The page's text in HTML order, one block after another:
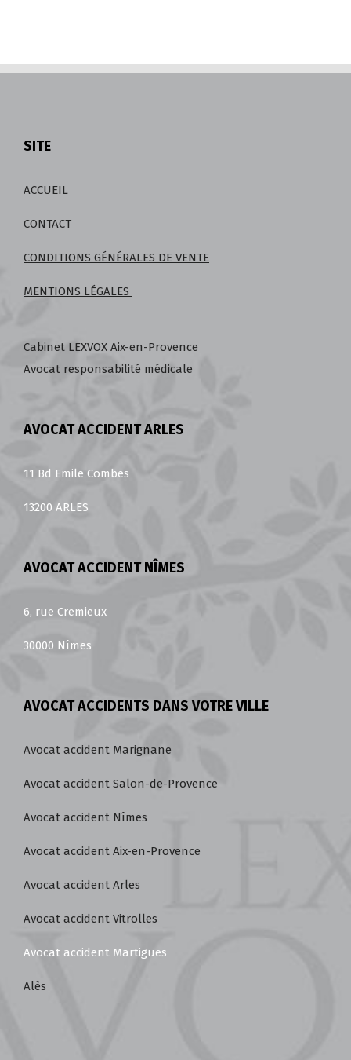
SITE
ACCUEIL
CONTACT
CONDITIONS GÉNÉRALES DE VENTE
MENTIONS LÉGALES
Cabinet LEXVOX Aix-en-Provence
Avocat responsabilité médicale
AVOCAT ACCIDENT ARLES
11 Bd Emile Combes
13200 ARLES
AVOCAT ACCIDENT NÎMES
6, rue Cremieux
30000 Nîmes
AVOCAT ACCIDENTS DANS VOTRE VILLE
Avocat accident Marignane
Avocat accident Salon-de-Provence
Avocat accident Nîmes
Avocat accident Aix-en-Provence
Avocat accident Arles
Avocat accident Vitrolles
Avocat accident Martigues
Alès